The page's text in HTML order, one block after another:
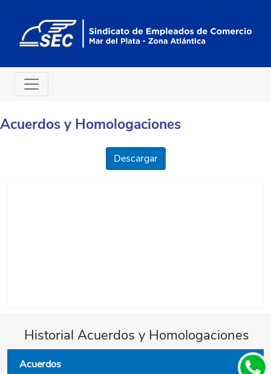
Acuerdos y Homologaciones
Descargar
Historial Acuerdos y Homologaciones
Acuerdos